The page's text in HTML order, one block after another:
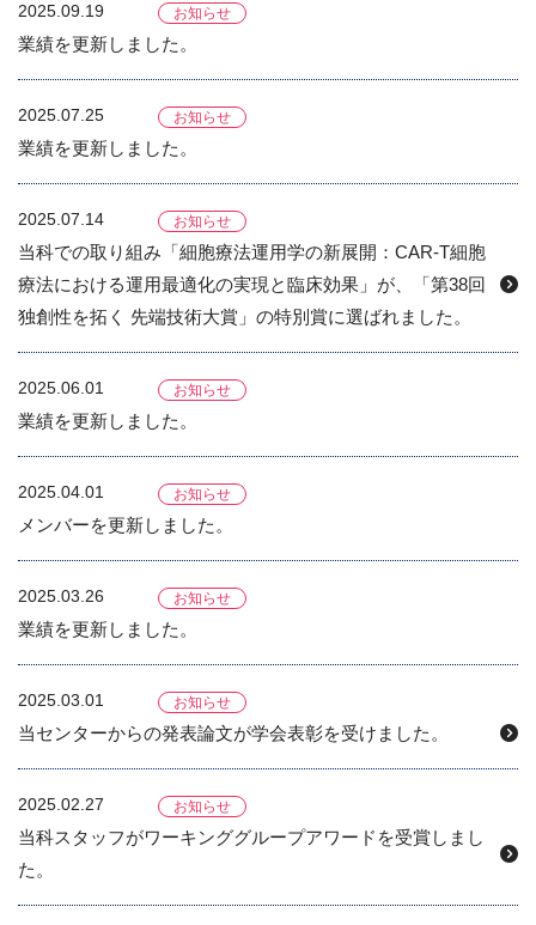
2025.09.19 お知らせ
業績を更新しました。
2025.07.25 お知らせ
業績を更新しました。
2025.07.14 お知らせ
当科での取り組み「細胞療法運用学の新展開：CAR-T細胞
療法における運用最適化の実現と臨床効果」が、「第38回
独創性を拓く 先端技術大賞」の特別賞に選ばれました。
2025.06.01 お知らせ
業績を更新しました。
2025.04.01 お知らせ
メンバーを更新しました。
2025.03.26 お知らせ
業績を更新しました。
2025.03.01 お知らせ
当センターからの発表論文が学会表彰を受けました。
2025.02.27 お知らせ
当科スタッフがワーキンググループアワードを受賞しまし
た。